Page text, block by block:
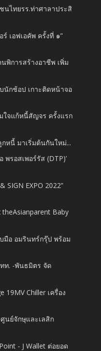
นไทยรร.ท่าศาลาประสิ
ร์ เอฟเอคัพ ครั้งที่ ๑”
พิการสร้างอาชีพ เพิ่ม
นักช้อป เกาะติดหน้าจอ
ใจแก้หนี้สัญจร ครั้งแรก
หนี้ มาเริ่มต้นกันใหม่...
พรอสเพอร์รัส (DTP)’
SIGN EXPO 2022”
theAsianparent Baby
มือ อมรินทร์กรุ๊ป พร้อม
ท. -พันธมิตร จัด
19MV Chiller เครื่อง
นย์จักษุและเลสิก
- J Wallet ต่อยอด